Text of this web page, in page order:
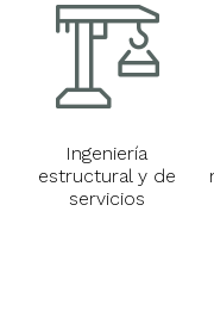
Ingeniería
estructural y de
servicios